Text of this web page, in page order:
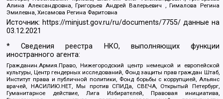
Алина Александровна, Григорьев Андрей Валерьевич , Гималова Регина
Эмилевна, Хисамова Регина Фаритовна
Источник: https://minjust.gov.ru/ru/documents/7755/ данные на
03.12.2021
* Сведения реестра НКО, выполняющих функции
иностранного агента:
Гражданин.Армия.Право, Нижегородский центр немецкой и европейской
культуры, Центр гендерных исследований, Фонд защиты прав граждан Штаб,
Институт права и публичной политики, Фонд борьбы с коррупцией, Альянс
врачей, НАСИЛИЮ.НЕТ, Мы против СПИДа, СВЕЧА, Открытый Петербург,
Гуманитарное действие, Лига Избирателей, Правовая инициатива,